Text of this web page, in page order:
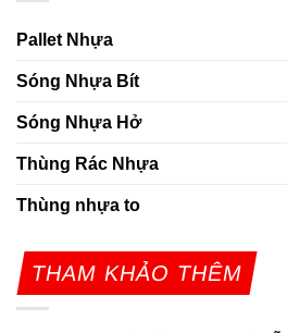
Pallet Nhựa
Sóng Nhựa Bít
Sóng Nhựa Hở
Thùng Rác Nhựa
Thùng nhựa to
THAM KHẢO THÊM